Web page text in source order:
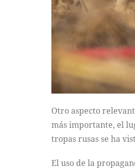
Otro aspecto
más importante, el
tropas rusas se ha
El uso de la